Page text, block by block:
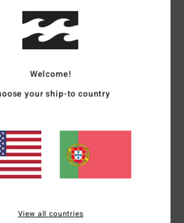
dos clientes
Pontuação média
4.0
nossos clientes recomendam este produto
Relação qualidade/preço
Welcome!
your ship-to country
View all countries